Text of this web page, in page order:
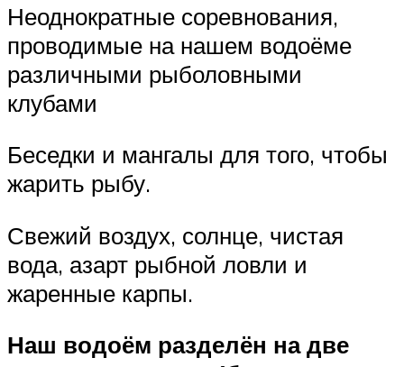
Неоднократные соревнования,
проводимые на нашем водоёме
различными рыболовными
клубами
Беседки и мангалы для того, чтобы
жарить рыбу.
Свежий воздух, солнце, чистая
вода, азарт рыбной ловли и
жаренные карпы.
Наш водоём разделён на две